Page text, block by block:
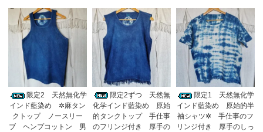
限定2 天然無化学
インド藍染め ✲麻タン
クトップ ノースリー
ブ ヘンプコットン 男
限定2ずつ 天然無
化学インド藍染め 原始
的タンクトップ 手仕事
のフリンジ付き 厚手の
限定1 天然無化学
インド藍染め 原始的半
袖シャツ✲ 手仕事のフ
リンジ付き 厚手のしっ